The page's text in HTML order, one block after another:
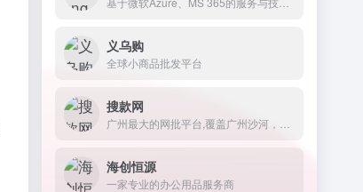
义乌购
全球小商品批发平台
搜款网
海创恒源
一家专业的办公用品服务商